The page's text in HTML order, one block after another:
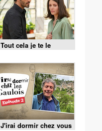
Tout cela je te le
donnerai
J'irai dormir chez vous